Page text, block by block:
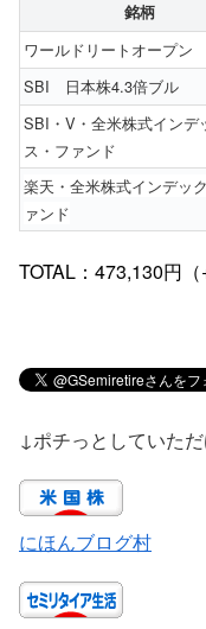
銘柄
ワールドリートオープン
SBI 日本株4.3倍ブル
SBI・V・全米株式インデ
ス・ファンド
楽天・全米株式インデッ
ァンド
TOTAL：473,130円（
↓ポチっとしていた
にほんブログ村